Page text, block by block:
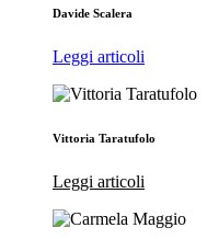
Davide Scalera
Leggi articoli
Vittoria Taratufolo
Leggi articoli